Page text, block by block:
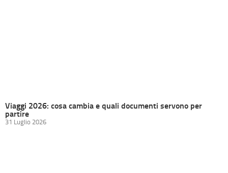
Viaggi 2026: cosa cambia e quali documenti servono per
partire
31 Luglio 2026